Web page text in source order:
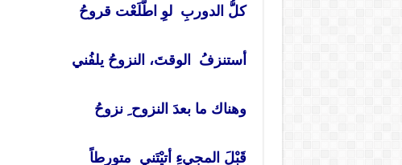
كلُّ الدوربِ لوِ اطَّلَعْت قروحُ
أستنزفُ الوقتَ، النزوحُ يلفُني
وهناك ما بعدَ النزوح ِ نزوحُ
قَبْلَ المجيءِ أتيْتَني متورطاً